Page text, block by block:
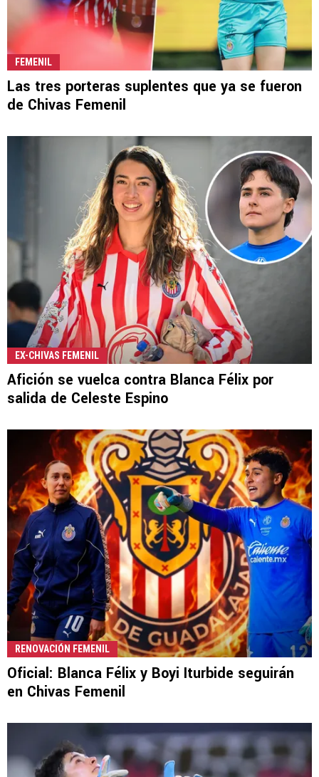
FEMENIL
Las tres porteras suplentes que ya se fueron
de Chivas Femenil
EX-CHIVAS FEMENIL
Afición se vuelca contra Blanca Félix por
salida de Celeste Espino
RENOVACIÓN FEMENIL
Oficial: Blanca Félix y Boyi Iturbide seguirán
en Chivas Femenil